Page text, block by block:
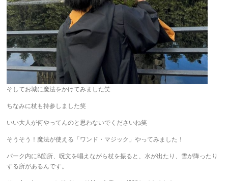
そしてお城に魔法をかけてみました笑
ちなみに杖も持参しました笑
いい大人が何やってんのと思わないでくださいね笑
そうそう！魔法が使える「ワンド・マジック」やってみました！
パーク内に8箇所、呪文を唱えながら杖を振ると、水が出たり、雪が降ったり
する所があるんです。